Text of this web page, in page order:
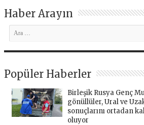
Haber Arayın
Popüler Haberler
Birleşik Rusya Genç
gönüllüler, Ural ve
sonuçlarını ortadan
oluyor